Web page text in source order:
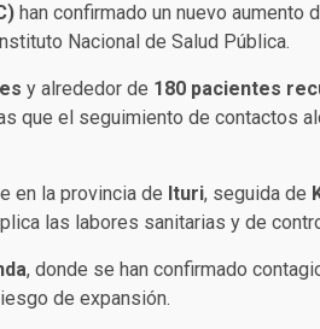
han confirmado un nuevo aumento
Nacional de Salud Pública.
y alrededor de 180 pacientes
el seguimiento de contactos
en la provincia de Ituri, seguida de
las labores sanitarias y de
, donde se han confirmado
de expansión.